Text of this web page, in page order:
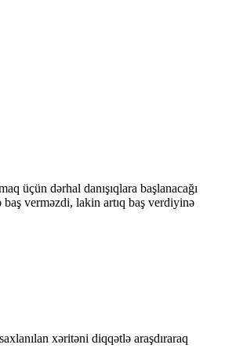
üçün dərhal danışıqlara başlanacağı
verməzdi, lakin artıq baş verdiyinə
xəritəni diqqətlə araşdıraraq